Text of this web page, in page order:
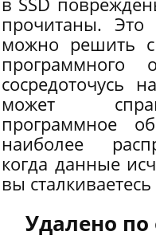
прочитаны. Это
можно решить
программного
сосредоточусь
может
программное
наиболее
когда данные
вы
Удалено